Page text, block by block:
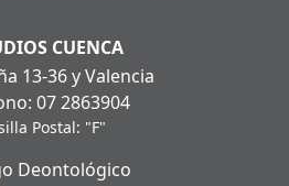
CUENCA
13-36 y Valencia
07 2863904
Postal: "F"
Deontológico